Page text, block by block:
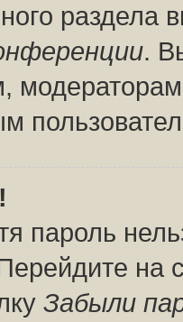
.
пароль
на
Забыли